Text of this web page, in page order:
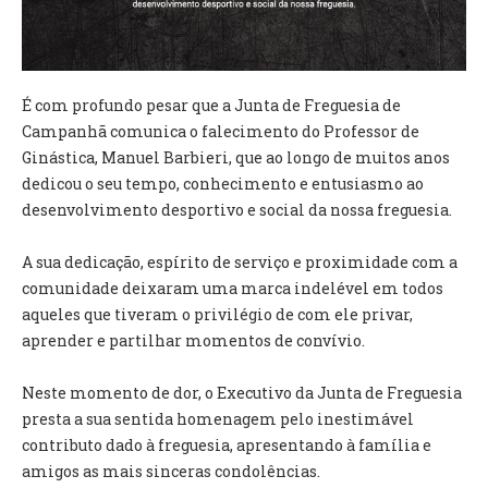
CONSTITUIÇÃO
PRESIDENTE
EXECUTIVO E PELOUROS
ASSEMBLEIA DE FREGUESIA
EDITAIS
REGULAMENTOS E TAXAS
PLANO E ORÇAMENTO
RELATÓRIO E CONTAS
É com profundo pesar que a Junta de Freguesia de
Campanhã comunica o falecimento do Professor de
Ginástica, Manuel Barbieri, que ao longo de muitos anos
dedicou o seu tempo, conhecimento e entusiasmo ao
desenvolvimento desportivo e social da nossa freguesia.
A sua dedicação, espírito de serviço e proximidade com a
comunidade deixaram uma marca indelével em todos
aqueles que tiveram o privilégio de com ele privar,
aprender e partilhar momentos de convívio.
Neste momento de dor, o Executivo da Junta de Freguesia
presta a sua sentida homenagem pelo inestimável
contributo dado à freguesia, apresentando à família e
amigos as mais sinceras condolências.